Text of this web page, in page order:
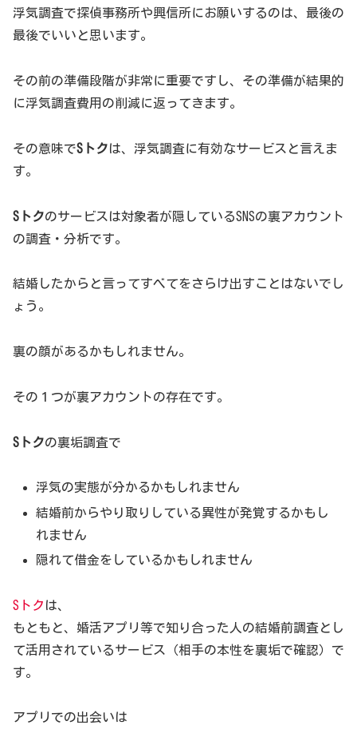
浮気調査で探偵事務所や興信所にお願いするのは、最後の
最後でいいと思います。
その前の準備段階が非常に重要ですし、その準備が結果的
に浮気調査費用の削減に返ってきます。
その意味でSトクは、浮気調査に有効なサービスと言えま
す。
Sトクのサービスは対象者が隠しているSNSの裏アカウント
の調査・分析です。
結婚したからと言ってすべてをさらけ出すことはないでし
ょう。
裏の顔があるかもしれません。
その１つが裏アカウントの存在です。
Sトクの裏垢調査で
浮気の実態が分かるかもしれません
結婚前からやり取りしている異性が発覚するかもし
れません
隠れて借金をしているかもしれません
Sトク は、
もともと、婚活アプリ等で知り合った人の結婚前調査とし
て活用されているサービス（相手の本性を裏垢で確認）で
す。
アプリでの出会いは